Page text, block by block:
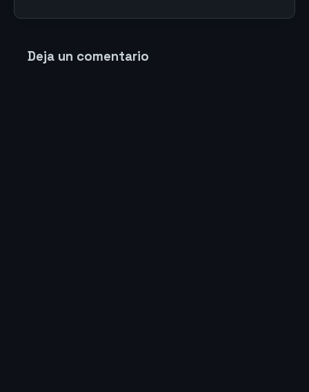
Deja un comentario